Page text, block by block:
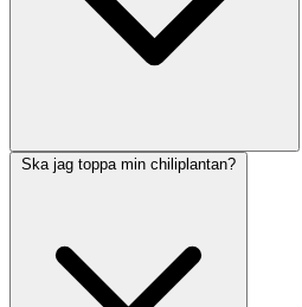
Ska jag toppa min chiliplantan?